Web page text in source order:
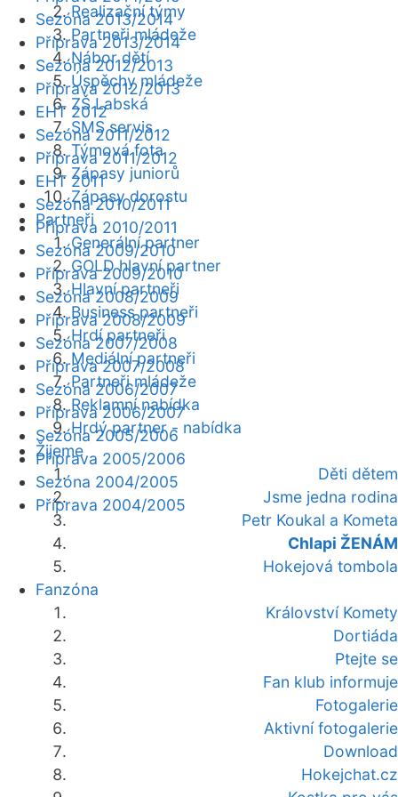
Realizační týmy
Partneři mládeže
Nábor dětí
Úspěchy mládeže
ZŠ Labská
SMS servis
Týmová fota
Zápasy juniorů
Zápasy dorostu
Partneři
Generální partner
GOLD hlavní partner
Hlavní partneři
Business partneři
Hrdí partneři
Mediální partneři
Partneři mládeže
Reklamní nabídka
Hrdý partner - nabídka
Žijeme
Děti dětem
Jsme jedna rodina
Petr Koukal a Kometa
Chlapi ŽENÁM
Hokejová tombola
Fanzóna
Království Komety
Dortiáda
Ptejte se
Fan klub informuje
Fotogalerie
Aktivní fotogalerie
Download
Hokejchat.cz
Sezóna 2013/2014
Příprava 2013/2014
Sezóna 2012/2013
Příprava 2012/2013
EHT 2012
Sezóna 2011/2012
Příprava 2011/2012
EHT 2011
Sezóna 2010/2011
Příprava 2010/2011
Sezóna 2009/2010
Příprava 2009/2010
Sezóna 2008/2009
Příprava 2008/2009
Sezóna 2007/2008
Příprava 2007/2008
Sezóna 2006/2007
Příprava 2006/2007
Sezóna 2005/2006
Příprava 2005/2006
Sezóna 2004/2005
Příprava 2004/2005